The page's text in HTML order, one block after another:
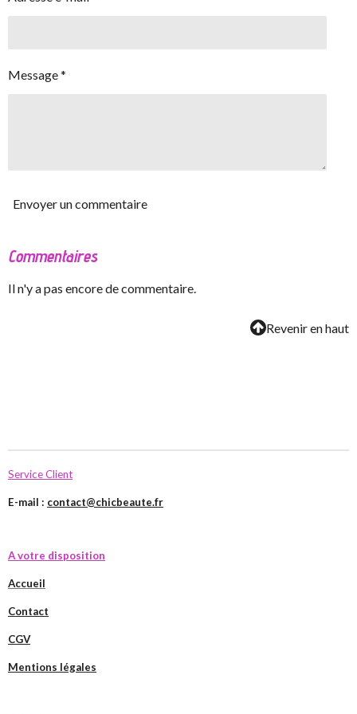
Message *
Envoyer un commentaire
Commentaires
Il n'y a pas encore de commentaire.
Revenir en haut
Service Client
E-mail : contact@chicbeaute.fr
A votre disposition
Accueil
Contact
CGV
Mentions légales